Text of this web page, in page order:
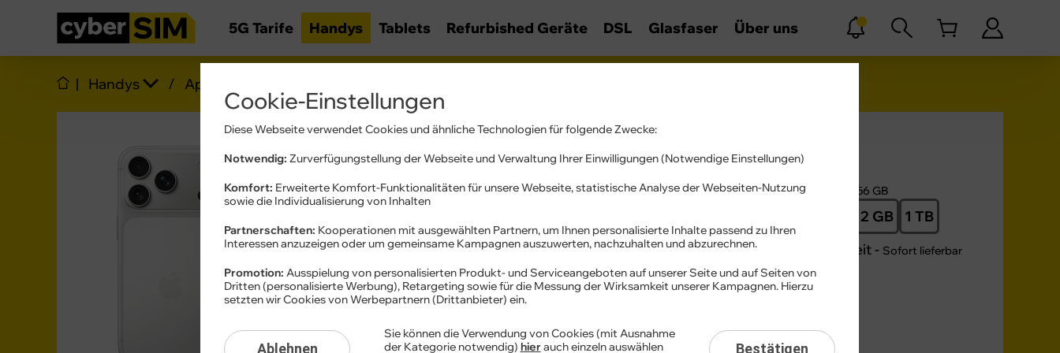
5G Tarife Handys Tablets Refurbished Geräte DSL Glasfaser Über uns
| Handys / Apple
Produktdatenblatt
4.5 - 35
USB PD
Apple iPhone 17 Pro
mit Vertrag
Performance.
A19 Pro Chip. Dampfgekühlt.
Blitzschnell.
Das Ultimative Pro Kamera-System
iOS 26. Neuer Look. Ganz schön
Speicher - 256 GB
512 GB
1 TB
Verfügbarkeit - Sofort lieferbar
Cookie-Einstellungen
Diese Webseite verwendet Cookies und ähnliche Technologien für folgende Zwecke:
Notwendig: Zurverfügungstellung der Webseite und Verwaltung Ihrer Einwilligungen (Notwendige Einstellungen)
Komfort: Erweiterte Komfort-Funktionalitäten für unsere Webseite, statistische Analyse der Webseiten-Nutzung
sowie die Individualisierung von Inhalten
Partnerschaften: Kooperationen mit ausgewählten Partnern, um Ihnen personalisierte Inhalte passend zu Ihren
Interessen anzuzeigen oder um gemeinsame Kampagnen auszuwerten, nachzuhalten und abzurechnen.
Promotion: Ausspielung von personalisierten Produkt- und Serviceangeboten auf unserer Seite und auf Seiten von
Dritten (personalisierte Werbung), Retargeting sowie für die Messung der Wirksamkeit unserer Kampagnen. Hierzu
setzten wir Cookies von Werbepartnern (Drittanbieter) ein.
Ablehnen
Sie können die Verwendung von Cookies (mit Ausnahme
der Kategorie notwendig) hierauch einzeln auswählen
Bestätigen